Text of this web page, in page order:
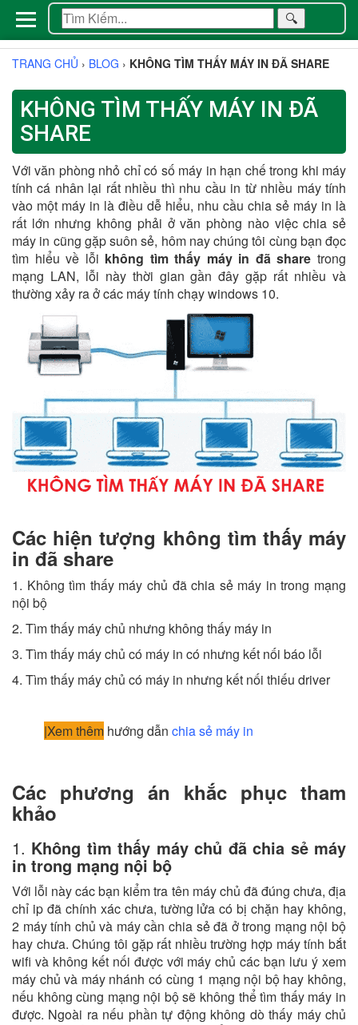
🔍
TRANG CHỦ › BLOG › KHÔNG TÌM THẤY MÁY IN ĐÃ SHARE
KHÔNG TÌM THẤY MÁY IN ĐÃ
SHARE
Với văn phòng nhỏ chỉ có số máy in hạn chế trong khi máy
tính cá nhân lại rất nhiều thì nhu cầu in từ nhiều máy tính
vào một máy in là điều dễ hiểu, nhu cầu chia sẻ máy in là
rất lớn nhưng không phải ở văn phòng nào việc chia sẻ
máy in cũng gặp suôn sẻ, hôm nay chúng tôi cùng bạn đọc
tìm hiểu về lỗi không tìm thấy máy in đã share trong
mạng LAN, lỗi này thời gian gần đây gặp rất nhiều và
thường xảy ra ở các máy tính chạy windows 10.
Các hiện tượng không tìm thấy máy
in đã share
1. Không tìm thấy máy chủ đã chia sẻ máy in trong mạng
nội bộ
2. Tìm thấy máy chủ nhưng không thấy máy in
3. Tìm thấy máy chủ có máy in có nhưng kết nối báo lỗi
4. Tìm thấy máy chủ có máy in nhưng kết nối thiếu driver
|Xem thêm hướng dẫn chia sẻ máy in
Các phương án khắc phục tham
khảo
1. Không tìm thấy máy chủ đã chia sẻ máy
in trong mạng nội bộ
Với lỗi này các bạn kiểm tra tên máy chủ đã đúng chưa, địa
chỉ ip đã chính xác chưa, tường lửa có bị chặn hay không,
2 máy tính chủ và máy cần chia sẻ đã ở trong mạng nội bộ
hay chưa. Chúng tôi gặp rất nhiều trường hợp máy tính bắt
wifi và không kết nối được với máy chủ các bạn lưu ý xem
máy chủ và máy nhánh có cùng 1 mạng nội bộ hay không,
nếu không cùng mạng nội bộ sẽ không thể tìm thấy máy in
được. Ngoài ra nếu phần tự động không dò thấy máy chủ